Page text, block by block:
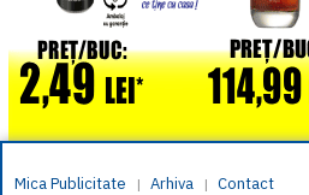
Mica Publicitate | Arhiva | Contact